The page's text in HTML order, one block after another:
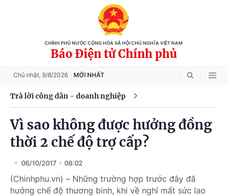
CHÍNH PHỦ NƯỚC CỘNG HÒA XÃ HỘI CHỦ NGHĨA VIỆT NAM
Báo Điện tử Chính phủ
Chủ nhật, 9/8/2026 MỚI NHẤT
Trả lời công dân - doanh nghiệp
Vì sao không được hưởng đồng
thời 2 chế độ trợ cấp?
06/10/2017 08:02
(Chinhphu.vn) – Những trường hợp trước đây đã
hưởng chế độ thương binh, khi về nghỉ mất sức lao